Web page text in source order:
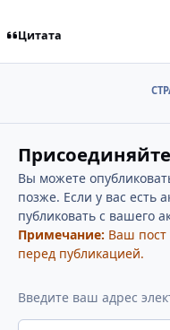
Цитата
Вы можете
позже. Если у вас есть
публиковать с вашего
Примечание: Ваш пост
перед публикацией.